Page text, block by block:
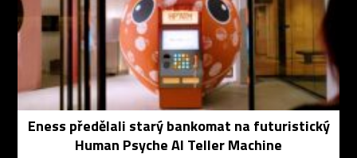
Eness předělali starý bankomat na futuristický
Human Psyche AI Teller Machine